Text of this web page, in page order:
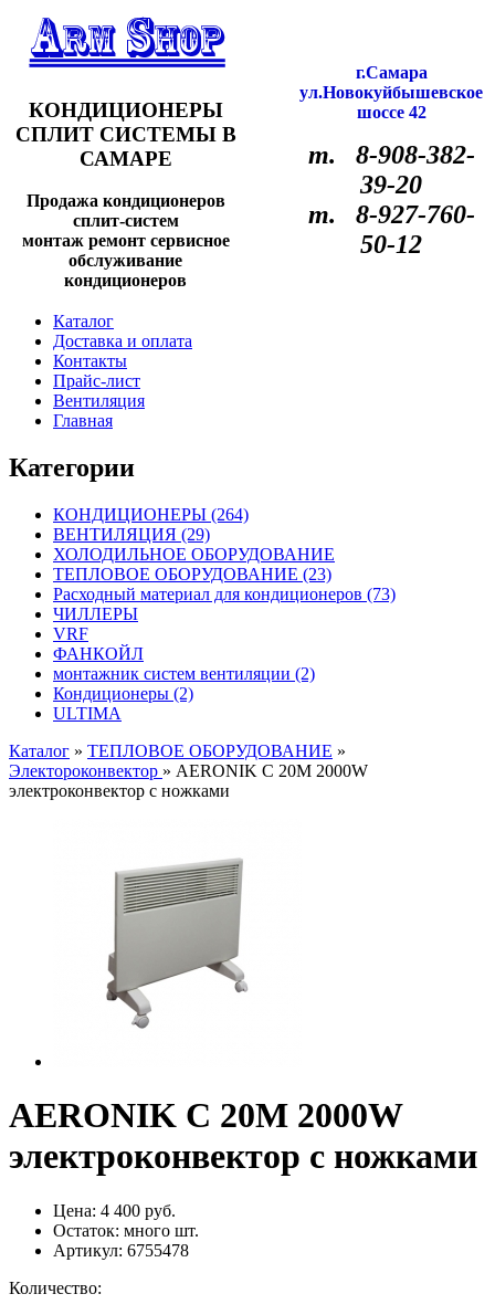
КОНДИЦИОНЕРЫ
СПЛИТ СИСТЕМЫ В
САМАРЕ
Продажа кондиционеров
сплит-систем
монтаж ремонт сервисное
обслуживание
кондиционеров
г.Самара
ул.Новокуйбышевское
шоссе 42
т. 8-908-382-
39-20
т. 8-927-760-
50-12
Каталог
Доставка и оплата
Контакты
Прайс-лист
Вентиляция
Главная
Категории
КОНДИЦИОНЕРЫ (264)
ВЕНТИЛЯЦИЯ (29)
ХОЛОДИЛЬНОЕ ОБОРУДОВАНИЕ
ТЕПЛОВОЕ ОБОРУДОВАНИЕ (23)
Расходный материал для кондиционеров (73)
ЧИЛЛЕРЫ
VRF
ФАНКОЙЛ
монтажник систем вентиляции (2)
Кондиционеры (2)
ULTIMA
Каталог » ТЕПЛОВОЕ ОБОРУДОВАНИЕ »
Электороконвектор » AERONIK C 20M 2000W
электроконвектор с ножками
AERONIK C 20M 2000W
электроконвектор с ножками
Цена: 4 400 руб.
Остаток: много шт.
Артикул: 6755478
Количество: